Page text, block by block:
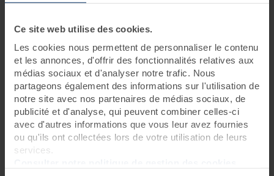
Ce site web utilise des cookies.
Les cookies nous permettent de personnaliser le contenu
et les annonces, d'offrir des fonctionnalités relatives aux
médias sociaux et d'analyser notre trafic. Nous
partageons également des informations sur l'utilisation de
notre site avec nos partenaires de médias sociaux, de
publicité et d'analyse, qui peuvent combiner celles-ci
avec d'autres informations que vous leur avez fournies
ou qu'ils ont collectées lors de votre utilisation de leurs
services.
2 jours • 6 soins
Profitez d'unecure bien-êtreet partez à la découverte de la
corps et de l’esprit pour prévenir, purifier et s’évader. Les
tensions se dénouent petit à petit, l’imagination voyage et la
peau retrouve tout son éclat.
Programme des soins
Soins thalasso